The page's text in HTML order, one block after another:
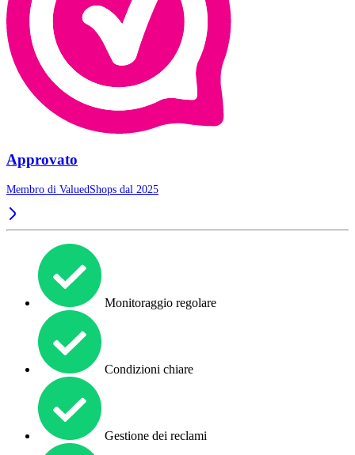
Approvato
Membro di ValuedShops dal 2025
Monitoraggio regolare
Condizioni chiare
Gestione dei reclami